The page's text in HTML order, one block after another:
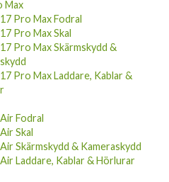
Max
Pro Max Fodral
Pro Max Skal
Pro Max Skärmskydd &
Pro Max Laddare, Kablar &
Fodral
Skal
Skärmskydd & Kameraskydd
Laddare, Kablar & Hörlurar